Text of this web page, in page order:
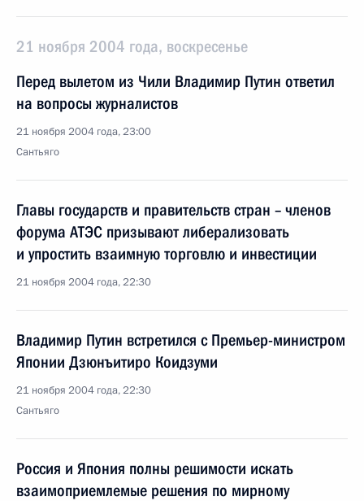
21 ноября 2004 года, воскресенье
Перед вылетом из Чили Владимир Путин ответил
на вопросы журналистов
21 ноября 2004 года, 23:00
Сантьяго
Главы государств и правительств стран – членов
форума АТЭС призывают либерализовать
и упростить взаимную торговлю и инвестиции
21 ноября 2004 года, 22:30
Владимир Путин встретился с Премьер-министром
Японии Дзюнъитиро Коидзуми
21 ноября 2004 года, 22:30
Сантьяго
Россия и Япония полны решимости искать
взаимоприемлемые решения по мирному